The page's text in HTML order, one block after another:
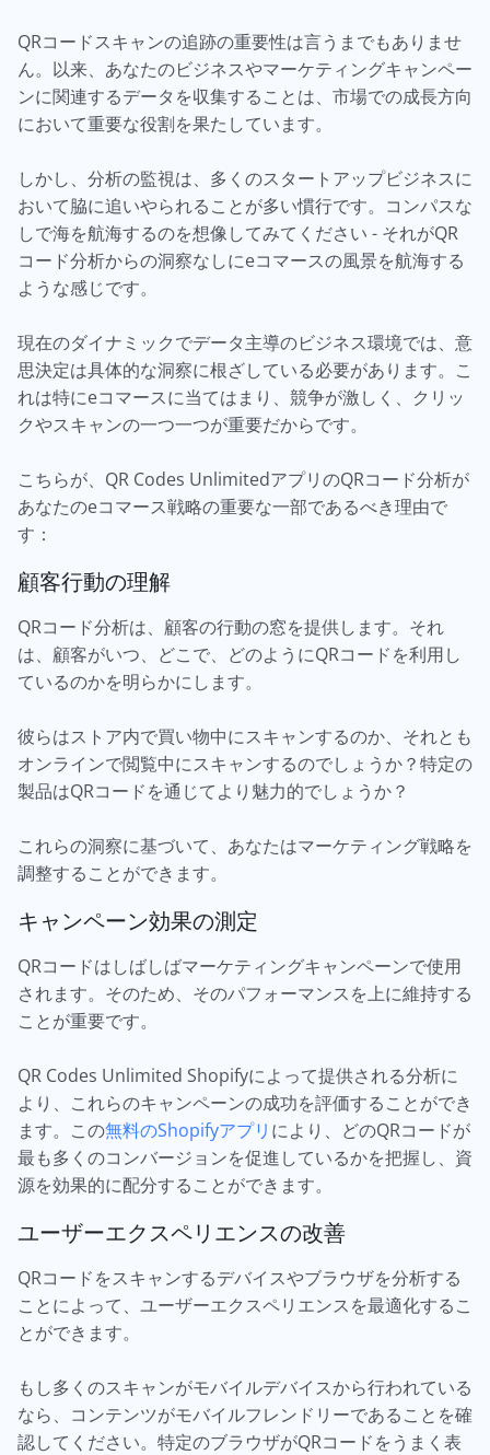
QRコードスキャンの追跡の重要性は言うまでもありませ
ん。以来、あなたのビジネスやマーケティングキャンペー
ンに関連するデータを収集することは、市場での成長方向
において重要な役割を果たしています。
しかし、分析の監視は、多くのスタートアップビジネスに
おいて脇に追いやられることが多い慣行です。コンパスな
しで海を航海するのを想像してみてください - それがQR
コード分析からの洞察なしにeコマースの風景を航海する
ような感じです。
現在のダイナミックでデータ主導のビジネス環境では、意
思決定は具体的な洞察に根ざしている必要があります。こ
れは特にeコマースに当てはまり、競争が激しく、クリッ
クやスキャンの一つ一つが重要だからです。
こちらが、QR Codes UnlimitedアプリのQRコード分析が
あなたのeコマース戦略の重要な一部であるべき理由で
す：
顧客行動の理解
QRコード分析は、顧客の行動の窓を提供します。それ
は、顧客がいつ、どこで、どのようにQRコードを利用し
ているのかを明らかにします。
彼らはストア内で買い物中にスキャンするのか、それとも
オンラインで閲覧中にスキャンするのでしょうか？特定の
製品はQRコードを通じてより魅力的でしょうか？
これらの洞察に基づいて、あなたはマーケティング戦略を
調整することができます。
キャンペーン効果の測定
QRコードはしばしばマーケティングキャンペーンで使用
されます。そのため、そのパフォーマンスを上に維持する
ことが重要です。
QR Codes Unlimited Shopifyによって提供される分析に
より、これらのキャンペーンの成功を評価することができ
ます。この無料のShopifyアプリ により、どのQRコードが
最も多くのコンバージョンを促進しているかを把握し、資
源を効果的に配分することができます。
ユーザーエクスペリエンスの改善
QRコードをスキャンするデバイスやブラウザを分析する
ことによって、ユーザーエクスペリエンスを最適化するこ
とができます。
もし多くのスキャンがモバイルデバイスから行われている
なら、コンテンツがモバイルフレンドリーであることを確
認してください。特定のブラウザがQRコードをうまく表